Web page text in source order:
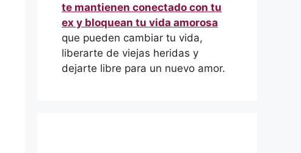
te mantienen conectado con tu
ex y bloquean tu vida amorosa
que pueden cambiar tu vida,
liberarte de viejas heridas y
dejarte libre para un nuevo amor.